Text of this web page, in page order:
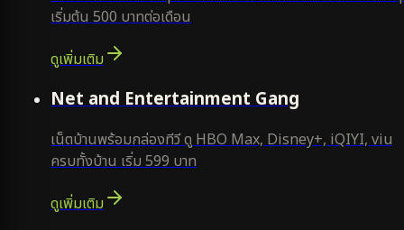
เริ่มต้น 500 บาทต่อเดือน
ดูเพิ่มเติม
Net and Entertainment Gang
เน็ตบ้านพร้อมกล่องทีวี ดู HBO Max, Disney+, iQIYI, viu
ครบทั้งบ้าน เริ่ม 599 บาท
ดูเพิ่มเติม